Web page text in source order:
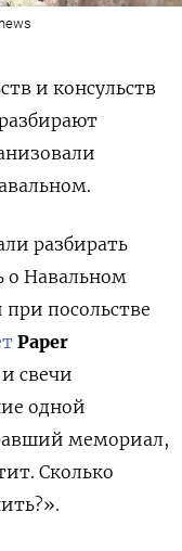
и консульств
разбирать
о Навальном
посольстве
Paper
свечи
одной
мемориал,
Сколько